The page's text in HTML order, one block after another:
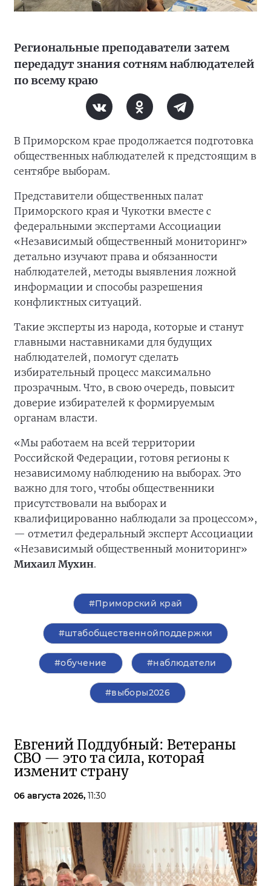
Региональные преподаватели затем
передадут знания сотням наблюдателей
по всему краю
В Приморском крае продолжается подготовка
общественных наблюдателей к предстоящим в
сентябре выборам.
Представители общественных палат
Приморского края и Чукотки вместе с
федеральными экспертами Ассоциации
«Независимый общественный мониторинг»
детально изучают права и обязанности
наблюдателей, методы выявления ложной
информации и способы разрешения
конфликтных ситуаций.
Такие эксперты из народа, которые и станут
главными наставниками для будущих
наблюдателей, помогут сделать
избирательный процесс максимально
прозрачным. Что, в свою очередь, повысит
доверие избирателей к формируемым
органам власти.
«Мы работаем на всей территории
Российской Федерации, готовя регионы к
независимому наблюдению на выборах. Это
важно для того, чтобы общественники
присутствовали на выборах и
квалифицированно наблюдали за процессом»,
— отметил федеральный эксперт Ассоциации
«Независимый общественный мониторинг»
Михаил Мухин.
#Приморский край
#штабобщественнойподдержки
#обучение #наблюдатели
#выборы2026
Евгений Поддубный: Ветераны
СВО — это та сила, которая
изменит страну
06 августа 2026, 11:30